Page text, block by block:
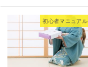
初心者マニュアル